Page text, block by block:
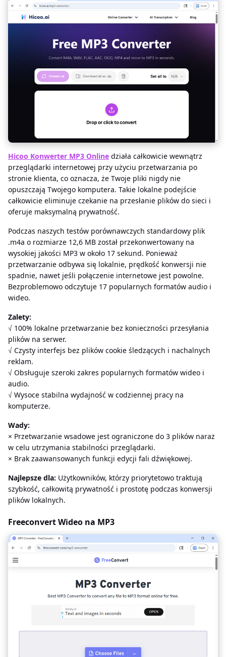
Hicoo Konwerter MP3 Online działa całkowicie wewnątrz
przeglądarki internetowej przy użyciu przetwarzania po
stronie klienta, co oznacza, że Twoje pliki nigdy nie
opuszczają Twojego komputera. Takie lokalne podejście
całkowicie eliminuje czekanie na przesłanie plików do sieci i
oferuje maksymalną prywatność.
Podczas naszych testów porównawczych standardowy plik
.m4a o rozmiarze 12,6 MB został przekonwertowany na
wysokiej jakości MP3 w około 17 sekund. Ponieważ
przetwarzanie odbywa się lokalnie, prędkość konwersji nie
spadnie, nawet jeśli połączenie internetowe jest powolne.
Bezproblemowo odczytuje 17 popularnych formatów audio i
wideo.
Zalety:
√ 100% lokalne przetwarzanie bez konieczności przesyłania
plików na serwer.
√ Czysty interfejs bez plików cookie śledzących i nachalnych
reklam.
√ Obsługuje szeroki zakres popularnych formatów wideo i
audio.
√ Wysoce stabilna wydajność w codziennej pracy na
komputerze.
Wady:
× Przetwarzanie wsadowe jest ograniczone do 3 plików naraz
w celu utrzymania stabilności przeglądarki.
× Brak zaawansowanych funkcji edycji fali dźwiękowej.
Najlepsze dla: Użytkowników, którzy priorytetowo traktują
szybkość, całkowitą prywatność i prostotę podczas konwersji
plików lokalnych.
Freeconvert Wideo na MP3